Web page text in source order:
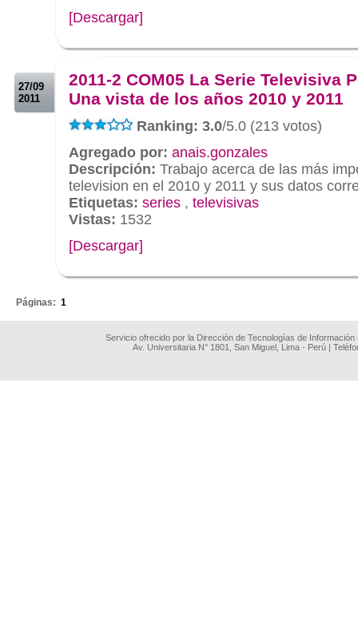
[Descargar]
27/09
2011
2011-2 COM05 La Serie Televisiva
Una vista de los años 2010 y 2011
Ranking: 3.0/5.0 (213 votos)
Agregado por: anais.gonzales
Descripción: Trabajo acerca de las más
television en el 2010 y 2011 y sus datos
Etiquetas: series , televisivas
Vistas: 1532
[Descargar]
Páginas: 1
Servicio ofrecido por la Dirección de Tecnologías de
Av. Universitaria N° 1801, San Miguel, Lima - Perú |